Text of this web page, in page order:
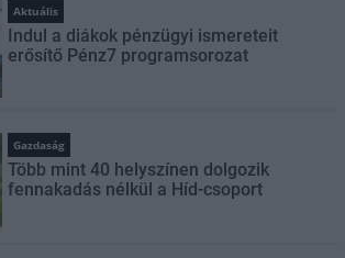
Aktuális
Indul a diákok pénzügyi ismereteit
erősítő Pénz7 programsorozat
Gazdaság
Több mint 40 helyszínen dolgozik
fennakadás nélkül a Híd-csoport